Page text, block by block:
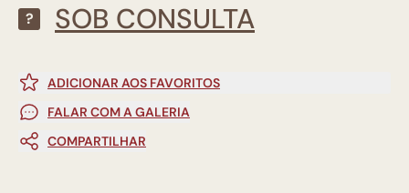
? SOB CONSULTA
ADICIONAR AOS FAVORITOS
FALAR COM A GALERIA
COMPARTILHAR